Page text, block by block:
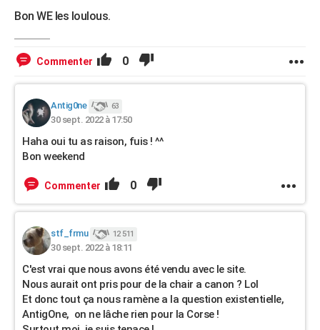
Bon WE les loulous.
Commenter 0
Antig0ne 63
30 sept. 2022 à 17:50
Haha oui tu as raison, fuis ! ^^
Bon weekend
Commenter 0
stf_frmu 12 511
30 sept. 2022 à 18:11
C'est vrai que nous avons été vendu avec le site.
Nous aurait ont pris pour de la chair a canon ? Lol
Et donc tout ça nous ramène a la question existentielle,
AntigOne, on ne lâche rien pour la Corse !